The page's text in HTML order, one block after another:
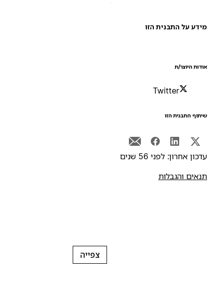
על התבנית הזו
היוצר/ת
Twitter
התבנית הזו
אחרון: לפני 56 שנים
והגבלות
צפייה